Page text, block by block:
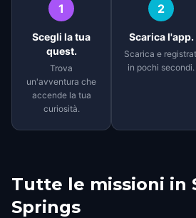
1
Scegli la tua
quest.
Trova
un'avventura che
accende la tua
curiosità.
2
Scarica l'app.
Scarica e
in pochi secondi.
Tutte le missioni in
Springs